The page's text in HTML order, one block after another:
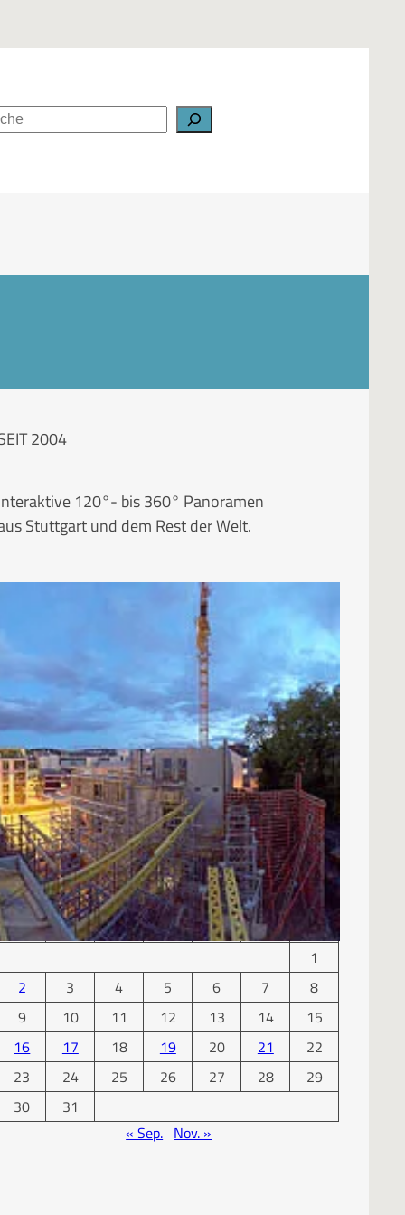
2004
120°- bis 360° Panoramen
Stuttgart und dem Rest der Welt.
Oktober 2006
M
D M D F S
S
1
2
3 4 5 6 7
8
9
10 11 12 13 14
15
16
17 18 19 20 21
22
23
24 25 26 27 28
29
30
31
« Sep. Nov. »